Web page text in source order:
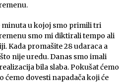
minuta u kojoj smo primili tri
smo mi diktirali tempo ali
Kada promašite 28 udaraca a
nije uredu. Danas smo imali
bila slaba. Pokušat ćemo
dovesti napadača koji će